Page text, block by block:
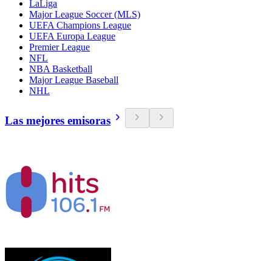
LaLiga
Major League Soccer (MLS)
UEFA Champions League
UEFA Europa League
Premier League
NFL
NBA Basketball
Major League Baseball
NHL
Las mejores emisoras